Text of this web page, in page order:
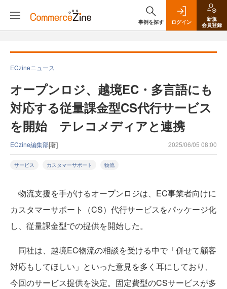
事例を探す ログイン
新規
会員登録
ECzineニュース
オープンロジ、越境EC・多言語にも
対応する従量課金型CS代行サービス
を開始 テレコメディアと連携
ECzine編集部[著] 2025/06/05 08:00
サービス カスタマーサポート 物流
物流支援を手がけるオープンロジは、EC事業者向けに
カスタマーサポート（CS）代行サービスをパッケージ化
し、従量課金型での提供を開始した。
同社は、越境EC物流の相談を受ける中で「併せて顧客
対応もしてほしい」といった意見を多く耳にしており、
今回のサービス提供を決定。固定費型のCSサービスが多